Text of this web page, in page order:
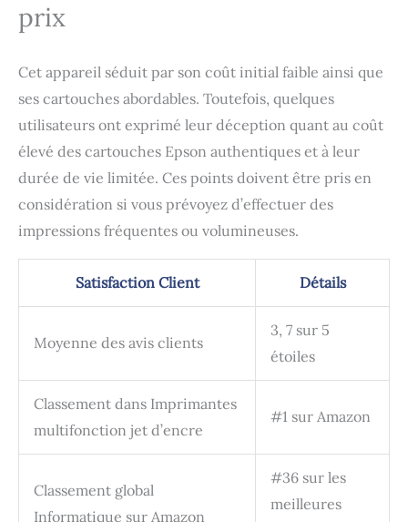
prix
Cet appareil séduit par son coût initial faible ainsi que
ses cartouches abordables. Toutefois, quelques
utilisateurs ont exprimé leur déception quant au coût
élevé des cartouches Epson authentiques et à leur
durée de vie limitée. Ces points doivent être pris en
considération si vous prévoyez d’effectuer des
impressions fréquentes ou volumineuses.
Satisfaction Client Détails
Moyenne des avis clients
3, 7 sur 5
étoiles
Classement dans Imprimantes
multifonction jet d’encre
#1 sur Amazon
Classement global
Informatique sur Amazon
#36 sur les
meilleures